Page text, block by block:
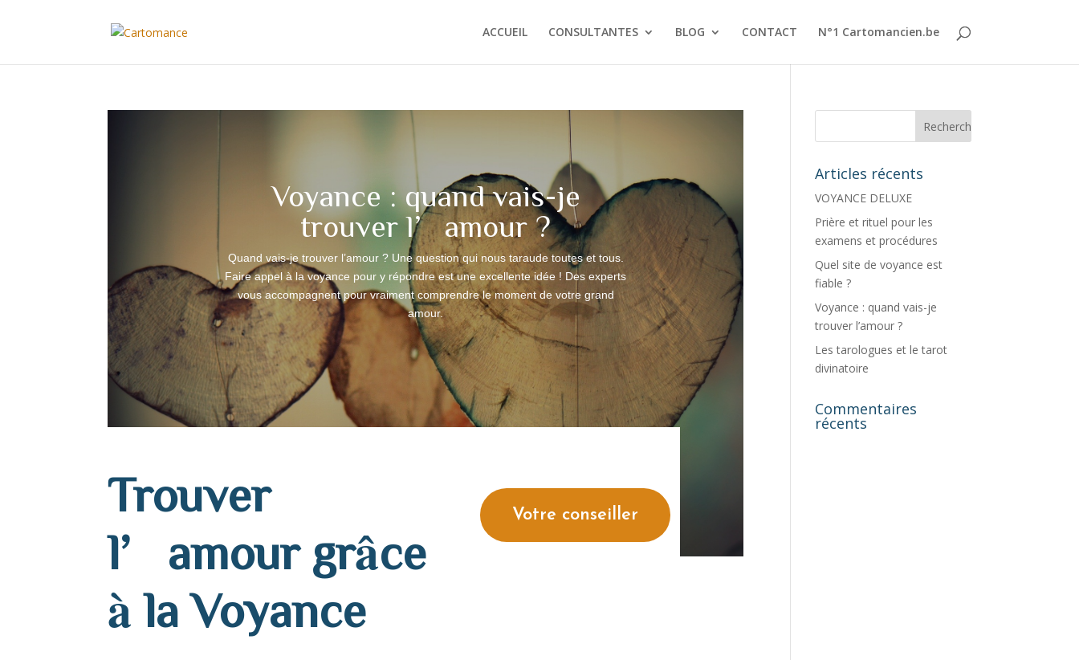
ACCUEIL CONSULTANTES BLOG CONTACT N°1 Cartomancien.be
Voyance : quand vais-je
trouver l’amour ?
Quand vais-je trouver l’amour ? Une question qui nous taraude toutes et tous.
Faire appel à la voyance pour y répondre est une excellente idée ! Des experts
vous accompagnent pour vraiment comprendre le moment de votre grand
amour.
Trouver
l’amour grâce
à la Voyance
Votre conseiller
Articles récents
VOYANCE DELUXE
Prière et rituel pour les
examens et procédures
Quel site de voyance est
fiable ?
Voyance : quand vais-je
trouver l’amour ?
Les tarologues et le tarot
divinatoire
Commentaires
récents